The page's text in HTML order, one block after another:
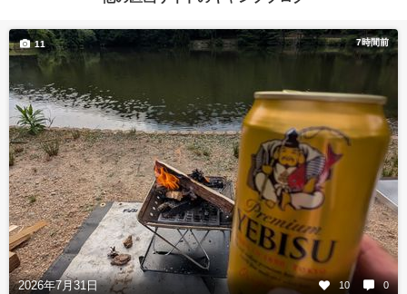
7時間前
2026年7月31日 10 0
11